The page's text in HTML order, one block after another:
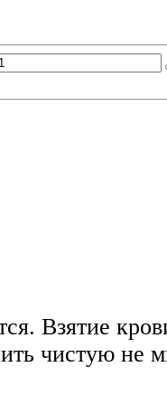
Взятие
чистую не